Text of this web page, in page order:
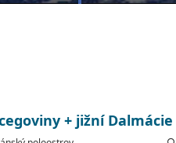
+ jižní Dalmácie